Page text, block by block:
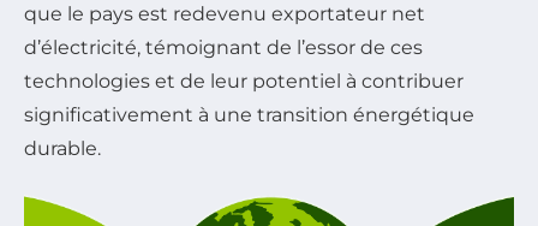
que le pays est redevenu exportateur net
d’électricité, témoignant de l’essor de ces
technologies et de leur potentiel à contribuer
significativement à une transition énergétique
durable.